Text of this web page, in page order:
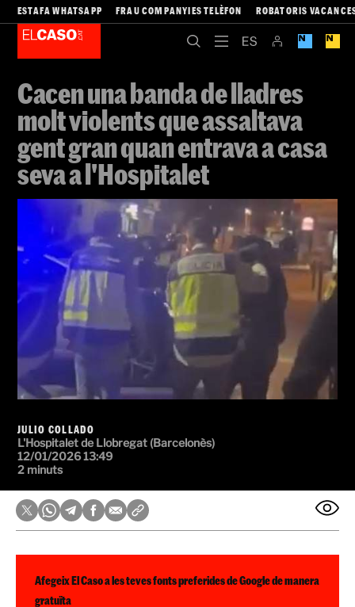
ESTAFA WHATSAPP FRAU COMPANYIES TELÈFON ROBATORIS
Cacen una banda de lladres
molt violents que assaltava
gent gran quan entrava a casa
seva a l'Hospitalet
JULIO COLLADO
L'Hospitalet de Llobregat (Barcelonès)
12/01/2026 13:49
2 minuts
Afegeix El Caso a les teves fonts preferides de Google de manera
gratuïta